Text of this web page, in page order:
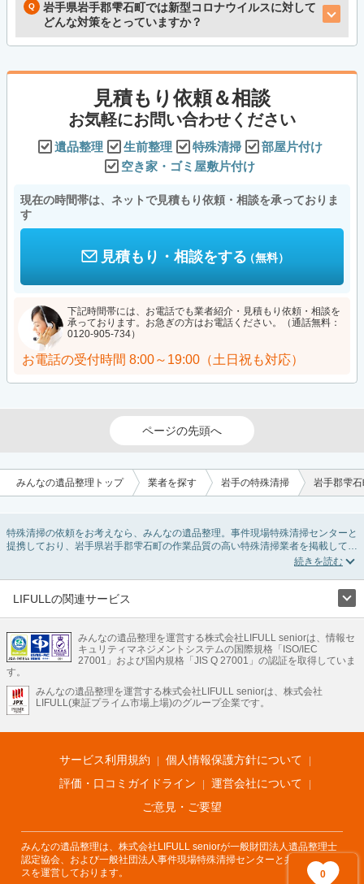
岩手県岩手郡雫石町では新型コロナウイルスに対して
どんな対策をとっていますか？
0
見積もり依頼＆相談
お気軽にお問い合わせください
遺品整理 生前整理 特殊清掃
部屋片付け
空き家・ゴミ屋敷片付け
現在の時間帯は、ネットで見積もり依頼・相談を承っておりま
す
見積もり・相談をする（無料）
下記時間帯には、お電話でも業者紹介・見積もり依頼・相談を
承っております。お急ぎの方はお電話ください。（通話無料：
0120-905-734）
お電話の受付時間 8:00～19:00（土日祝も対応）
ページの先頭へ
みんなの遺品整理トップ 業者を探す 岩手の特殊清掃 岩手郡雫
特殊清掃の依頼をお考えなら、みんなの遺品整理。事件現場特殊清掃センターと
提携しており、岩手県岩手郡雫石町の作業品質の高い特殊清掃業者を掲載してい
ます。孤独死・孤立死に伴う不用品の処分・回収・引き取りから、事件・事故・
合はリフォームによる原状回復・オゾン脱臭機による腐敗臭などの臭いの脱臭・
のご担当者様でも相談できます。
LIFULLの関連サービス
不動産・住宅
引越し 老人ホーム 地方創生 ママの就労支援
不動産クラウドファンディング 遺品整理 老後の暮らし情報
LIFULL HOME'Sのサービス
不動産・住宅
不動産査定 マンション専門売却査定 不動産投資 アドバイザー
不動産アーカイブ
空き家バンク 家賃相場 不動産会社
まちむすび
不動産用語集 住まいのお役立ち情報
LIFULL HOME'S PRESS
アプリ 不動産データ 不動産転職
みんなの遺品整理を運営する株式会社LIFULL seniorは、情報セ
キュリティマネジメントシステムの国際規格「ISO/IEC
27001」および国内規格「JIS Q 27001」の認証を取得していま
す。
みんなの遺品整理を運営する株式会社LIFULL seniorは、株式会社
LIFULL(東証プライム市場上場)のグループ企業です。
サービス利用規約
個人情報保護方針について
評価・口コミガイドライン
運営会社について
ご意見・ご要望
みんなの遺品整理は、株式会社LIFULL seniorが一般財団法人遺品整理士
認定協会、および一般社団法人事件現場特殊清掃センターと共同でサービ
スを運営しております。